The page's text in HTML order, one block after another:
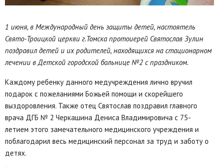
1 июня, в Международный день защиты детей, настоятель
Свято-Троицкой церкви г.Томска протоиерей Святослав Зулин
поздравил детей и их родителей, находящихся на стационарном
лечении в Детской городской больнице №2 с праздником.
Каждому ребенку данного медучреждения лично вручил
подарок с пожеланиями Божьей помощи и скорейшего
выздоровления. Также отец Святослав поздравил главного
врача ДГБ № 2 Черкашина Дениса Владимировича с 75-
летием этого замечательного медицинского учреждения и
поблагодарил весь медицинский персонал за труд и заботу о
детях.